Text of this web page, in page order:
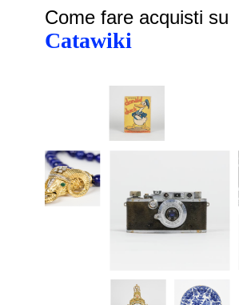
Come fare acquisti su
Catawiki